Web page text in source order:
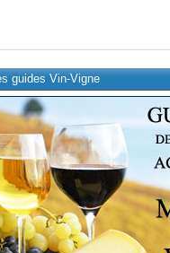
guides Vin-Vigne